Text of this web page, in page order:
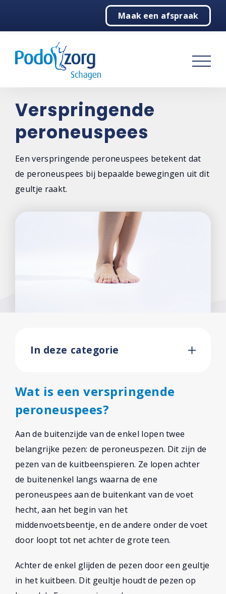
Maak een afspraak
Podologie
Behandelingen
Over ons
Contact
Verspringende
peroneuspees
Een verspringende peroneuspees betekent dat
de peroneuspees bij bepaalde bewegingen uit dit
geultje raakt.
In deze categorie
Wat is een verspringende
peroneuspees?
Aan de buitenzijde van de enkel lopen twee
belangrijke pezen: de peroneuspezen. Dit zijn de
pezen van de kuitbeenspieren. Ze lopen achter
de buitenenkel langs waarna de ene
peroneuspees aan de buitenkant van de voet
hecht, aan het begin van het
middenvoetsbeentje, en de andere onder de voet
door loopt tot net achter de grote teen.
Achter de enkel glijden de pezen door een geultje
in het kuitbeen. Dit geultje houdt de pezen op